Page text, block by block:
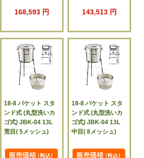
168,593 円 143,513 円
18-8 バケット スタ
ンド式 (丸型洗いカ
ゴ式) JBK-04 13L
荒目( 5メッシュ)
18-8 バケット スタ
ンド式 (丸型洗いカ
ゴ式) JBK-04 13L
中目( 8メッシュ)